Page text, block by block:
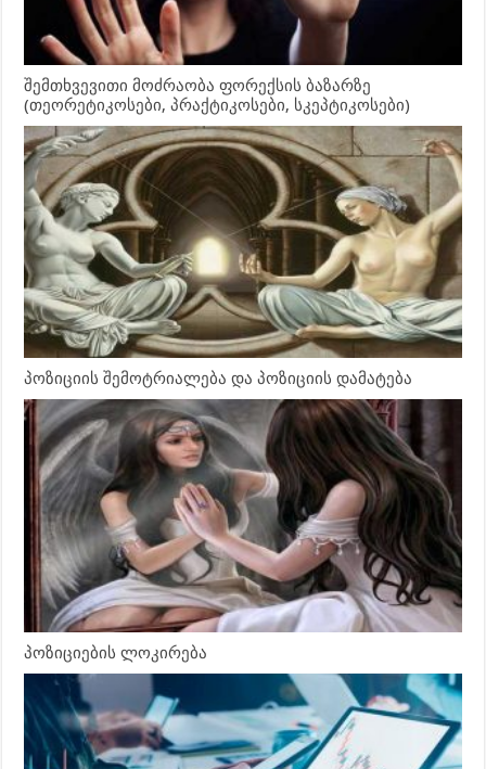
შემთხვევითი მოძრაობა ფორექსის ბაზარზე
(თეორეტიკოსები, პრაქტიკოსები, სკეპტიკოსები)
პოზიციის შემოტრიალება და პოზიციის დამატება
პოზიციების ლოკირება